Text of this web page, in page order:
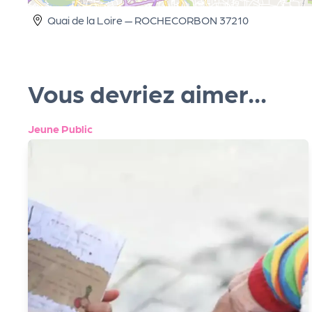
Quai de la Loire — ROCHECORBON 37210
Vous devriez aimer...
Jeune Public
e
P
R
G!
N
o